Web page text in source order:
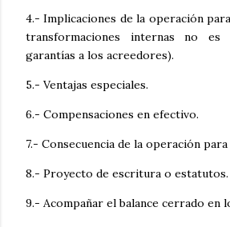
4.- Implicaciones de la operación
transformaciones internas no es
garantías a los acreedores).
5.- Ventajas especiales.
6.- Compensaciones en efectivo.
7.- Consecuencia de la operación
8.- Proyecto de escritura o estatutos.
9.- Acompañar el balance cerrado en